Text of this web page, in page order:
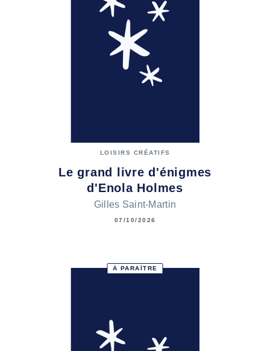
LOISIRS CRÉATIFS
Le grand livre d'énigmes
d'Enola Holmes
Gilles Saint-Martin
07/10/2026
À PARAÎTRE